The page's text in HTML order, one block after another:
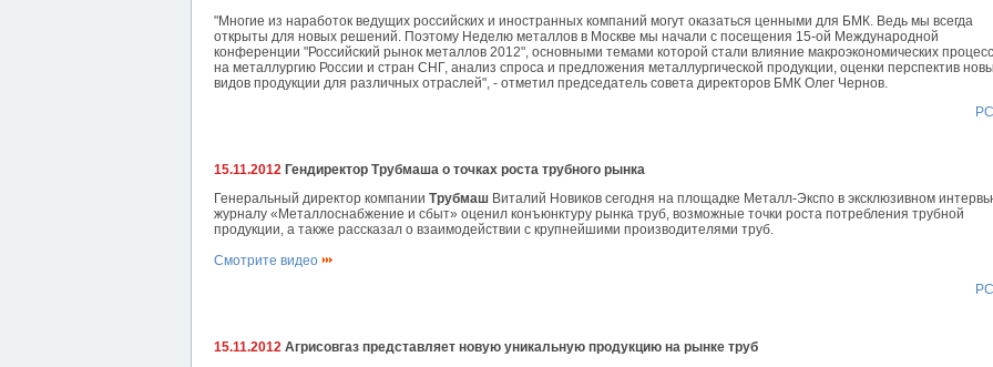
"Многие из наработок ведущих российских и иностранных компаний могут оказаться ценными для БМК. Ведь мы всегда
открыты для новых решений. Поэтому Неделю металлов в Москве мы начали с посещения 15-ой Международной
конференции "Российский рынок металлов 2012", основными темами которой стали влияние макроэкономических
на металлургию России и стран СНГ, анализ спроса и предложения металлургической продукции, оценки перспектив
видов продукции для различных отраслей", - отметил председатель совета директоров БМК Олег Чернов.
15.11.2012 Гендиректор Трубмаша о точках роста трубного рынка
Генеральный директор компании Трубмаш Виталий Новиков сегодня на площадке Металл-Экспо в эксклюзивном
журналу «Металлоснабжение и сбыт» оценил конъюнктуру рынка труб, возможные точки роста потребления трубной
продукции, а также рассказал о взаимодействии с крупнейшими производителями труб.
Смотрите видео
15.11.2012 Агрисовгаз представляет новую уникальную продукцию на рынке труб